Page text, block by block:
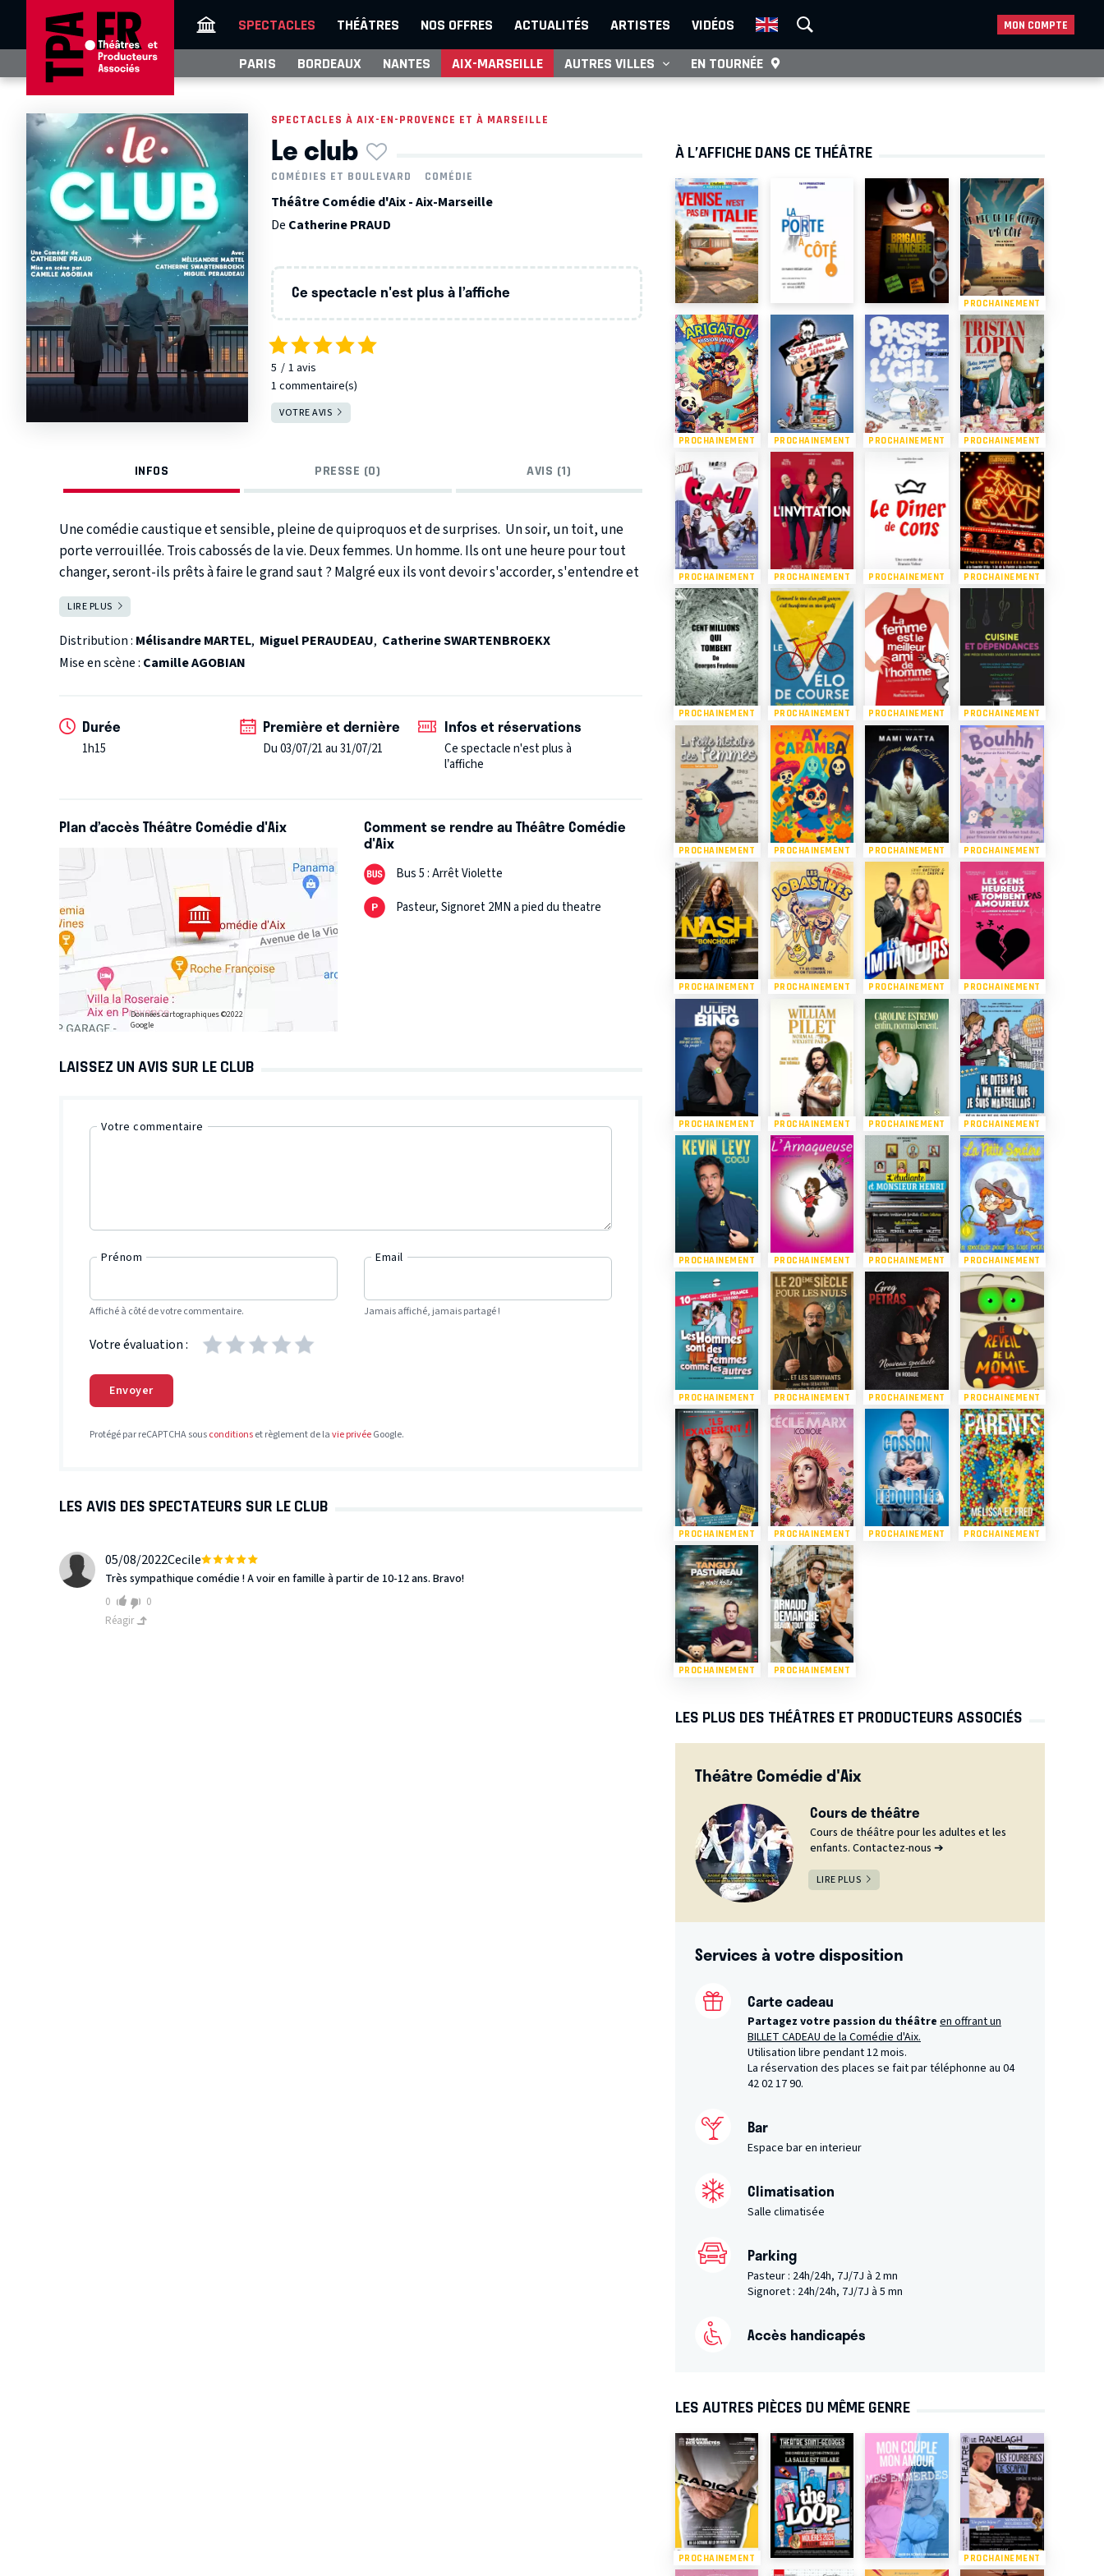
SPECTACLES THÉÂTRES NOS OFFRES ACTUALITÉS ARTISTES VIDÉOS MON COMPTE
PARIS BORDEAUX NANTES AIX-MARSEILLE AUTRES VILLES EN TOURNÉE
SPECTACLES À AIX-EN-PROVENCE ET À MARSEILLE
Le club
COMÉDIES ET BOULEVARD COMÉDIE
Théâtre Comédie d'Aix - Aix-Marseille
De Catherine PRAUD
Ce spectacle n'est plus à l’affiche
5 1 avis
1 commentaire(s)
VOTRE AVIS
INFOS PRESSE (0) AVIS (1)
Une comédie caustique et sensible, pleine de quiproquos et de surprises. Un soir, un toit, une
porte verrouillée. Trois cabossés de la vie. Deux femmes. Un homme. Ils ont une heure pour tout
changer, seront-ils prêts à faire le grand saut ? Malgré eux ils vont devoir s'accorder, s'entendre et
se comprendre, lors de cette soirée qui les liera à jamais. Parfois le grand saut n'est pas celui
auquel on s'attend...
LIRE PLUS
Distribution : Mélisandre MARTEL, Miguel PERAUDEAU, Catherine SWARTENBROEKX
Mise en scène : Camille AGOBIAN
Durée
1h15
Première et dernière
Du 03/07/21 au 31/07/21
Infos et réservations
Ce spectacle n'est plus à
l’affiche
Plan d’accès Théâtre Comédie d'Aix
Données cartographiques ©2022
Google
Comment se rendre au Théâtre Comédie
d'Aix
Bus 5 : Arrêt Violette
Pasteur, Signoret 2MN a pied du theatre
LAISSEZ UN AVIS SUR LE CLUB
Votre commentaire
Prénom
Affiché à côté de votre commentaire.
Email
Jamais affiché, jamais partagé !
Votre évaluation :
Envoyer
Protégé par reCAPTCHA sousconditionset règlement de lavie privéeGoogle.
LES AVIS DES SPECTATEURS SUR LE CLUB
05/08/2022Cecile
Très sympathique comédie ! A voir en famille à partir de 10-12 ans. Bravo!
0
0
Réagir
À L’AFFICHE DANS CE THÉÂTRE
PROCHAINEMENT
PROCHAINEMENT PROCHAINEMENT PROCHAINEMENT PROCHAINEMENT
PROCHAINEMENT PROCHAINEMENT PROCHAINEMENT PROCHAINEMENT
PROCHAINEMENT PROCHAINEMENT PROCHAINEMENT PROCHAINEMENT
PROCHAINEMENT PROCHAINEMENT PROCHAINEMENT PROCHAINEMENT
PROCHAINEMENT PROCHAINEMENT PROCHAINEMENT PROCHAINEMENT
PROCHAINEMENT PROCHAINEMENT PROCHAINEMENT PROCHAINEMENT
PROCHAINEMENT PROCHAINEMENT PROCHAINEMENT PROCHAINEMENT
PROCHAINEMENT PROCHAINEMENT PROCHAINEMENT PROCHAINEMENT
PROCHAINEMENT PROCHAINEMENT PROCHAINEMENT PROCHAINEMENT
PROCHAINEMENT PROCHAINEMENT
LES PLUS DES THÉÂTRES ET PRODUCTEURS ASSOCIÉS
Théâtre Comédie d'Aix
Cours de théâtre
Cours de théâtre pour les adultes et les
enfants. Contactez-nous ➔
LIRE PLUS
Services à votre disposition
Carte cadeau
Partagez votre passion du théâtre en offrant un
BILLET CADEAU de la Comédie d'Aix.
Utilisation libre pendant 12 mois.
La réservation des places se fait par téléphonne au 04
42 02 17 90.
Bar
Espace bar en interieur
Climatisation
Salle climatisée
Parking
Pasteur : 24h/24h, 7J/7J à 2 mn
Signoret : 24h/24h, 7J/7J à 5 mn
Accès handicapés
LES AUTRES PIÈCES DU MÊME GENRE
PROCHAINEMENT PROCHAINEMENT